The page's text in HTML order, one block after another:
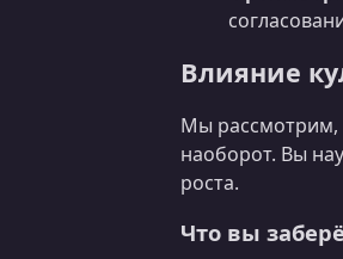
Влияние
Мы рассмотрим,
наоборот. Вы
роста.
Что вы